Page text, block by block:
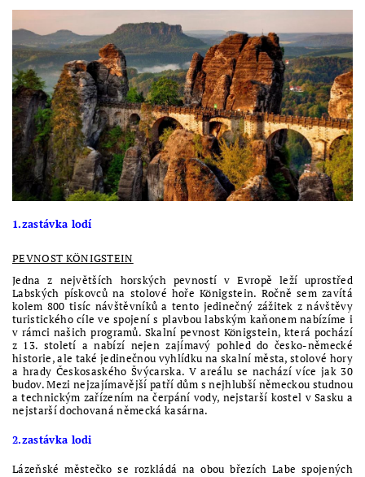
1.zastávka lodí
PEVNOST KÖNIGSTEIN
Jedna z největších horských pevností v Evropě leží uprostřed
Labských pískovců na stolové hoře Königstein. Ročně sem zavítá
kolem 800 tisíc návštěvníků a tento jedinečný zážitek z návštěvy
turistického cíle ve spojení s plavbou labským kaňonem nabízíme i
v rámci našich programů. Skalní pevnost Königstein, která pochází
z 13. století a nabízí nejen zajímavý pohled do česko-německé
historie, ale také jedinečnou vyhlídku na skalní města, stolové hory
a hrady Českosaského Švýcarska. V areálu se nachází více jak 30
budov. Mezi nejzajímavější patří dům s nejhlubší německou studnou
a technickým zařízením na čerpání vody, nejstarší kostel v Sasku a
nejstarší dochovaná německá kasárna.
2.zastávka lodi
Lázeňské městečko se rozkládá na obou březích Labe spojených